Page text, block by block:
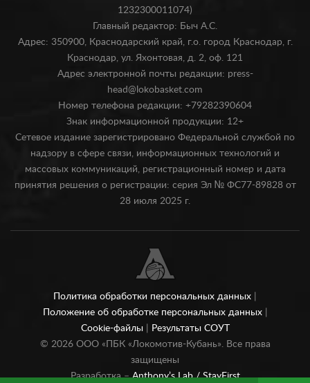
1232300011074)
Главный редактор: Быч А.С.
Адрес: 350900, Краснодарский край, г.о. город Краснодар, г.
Краснодар, ул. Яхонтовая, д. 2, оф. 121
Адрес электронной почты редакции: press-
head@lokobasket.com
Номер телефона редакции: +79282390604
Знак информационной продукции: 12+
Сетевое издание зарегистрировано Федеральной службой по
надзору в сфере связи, информационных технологий и
массовых коммуникаций, регистрационный номер и дата
принятия решения о регистрации: серия Эл № ФС77-89828 от
28 июля 2025 г.
Политика обработки персональных данных
Положение об обработке персональных данных
Cookie-файлы
Результаты СОУТ
© 2026ООО «ПБК «Локомотив-Кубань». Все права
защищены
Разработка –Anthony’s Lab /StayFirst